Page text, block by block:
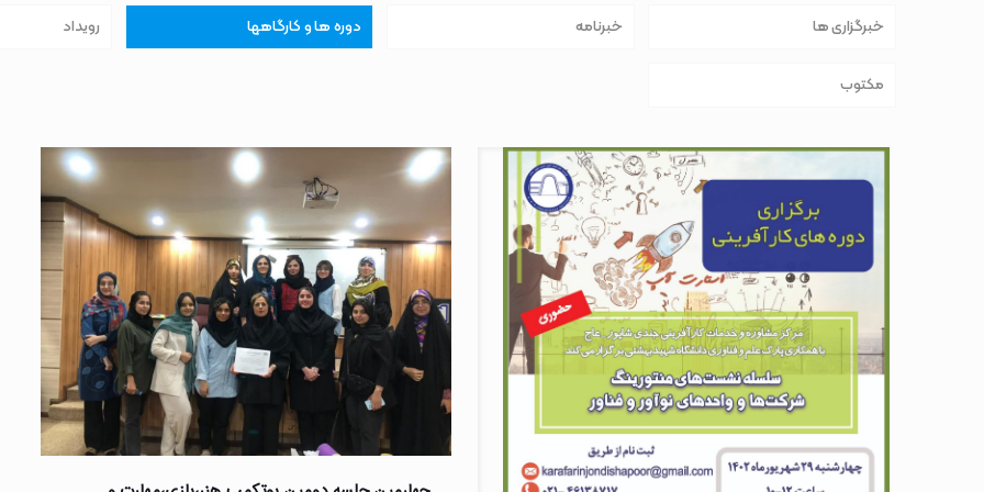
خبرگزاری ها خبرنامه دوره ها و کارگاهها رویداد
مکتوب